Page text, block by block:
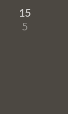
15
5